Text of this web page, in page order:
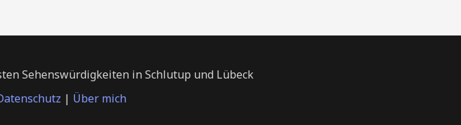
Sehenswürdigkeiten in Schlutup und Lübeck
| Über mich